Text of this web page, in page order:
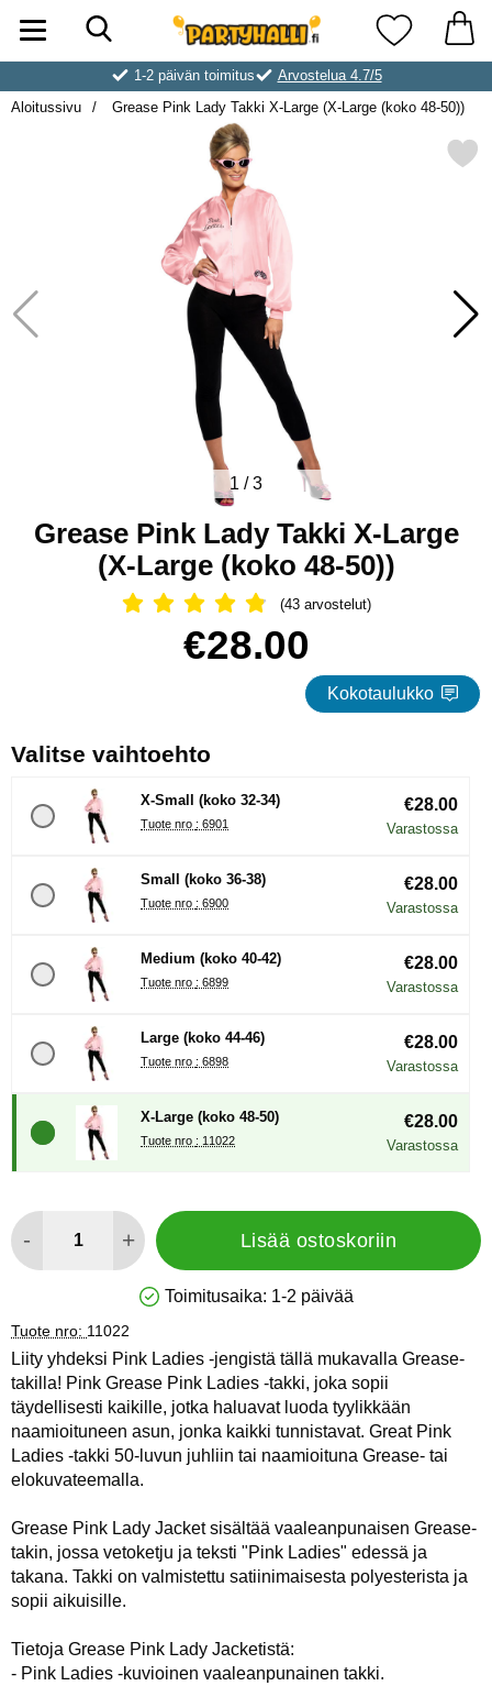
Ostoskori laajennettu Partyhallen AB
Suosikkini
1-2 päivän toimitus
Arvostelua 4.7/5
Aloitussivu
Grease Pink Lady Takki X-Large (X-Large (koko 48-50))
Merkitse grease Pink Lady Takki X-
1 /3
Grease Pink Lady Takki X-Large
(X-Large (koko 48-50))
Arvostelu: 4.86 Tähdet, Ohita kaikki
(43 arvostelut)
hinta
€28.00
Kokotaulukko
Valitse vaihtoehto
X-Small (koko 32-34)
Tuote nro : 6901
€28.00
Varastossa
Small (koko 36-38)
Tuote nro : 6900
€28.00
Varastossa
Medium (koko 40-42)
Tuote nro : 6899
€28.00
Varastossa
Large (koko 44-46)
Tuote nro : 6898
€28.00
Varastossa
X-Large (koko 48-50)
Tuote nro : 11022
€28.00
Varastossa
- + Lisää ostoskoriin
Saatavuus: Varastossa
Toimitusaika: 1-2 päivää
Tuote nro: 11022
Liity yhdeksi Pink Ladies -jengistä tällä mukavalla Grease-
takilla! Pink Grease Pink Ladies -takki, joka sopii
täydellisesti kaikille, jotka haluavat luoda tyylikkään
naamioituneen asun, jonka kaikki tunnistavat. Great Pink
Ladies -takki 50-luvun juhliin tai naamioituna Grease- tai
elokuvateemalla.
Grease Pink Lady Jacket sisältää vaaleanpunaisen Grease-
takin, jossa vetoketju ja teksti "Pink Ladies" edessä ja
takana. Takki on valmistettu satiinimaisesta polyesterista ja
sopii aikuisille.
Tietoja Grease Pink Lady Jacketistä:
- Pink Ladies -kuvioinen vaaleanpunainen takki.